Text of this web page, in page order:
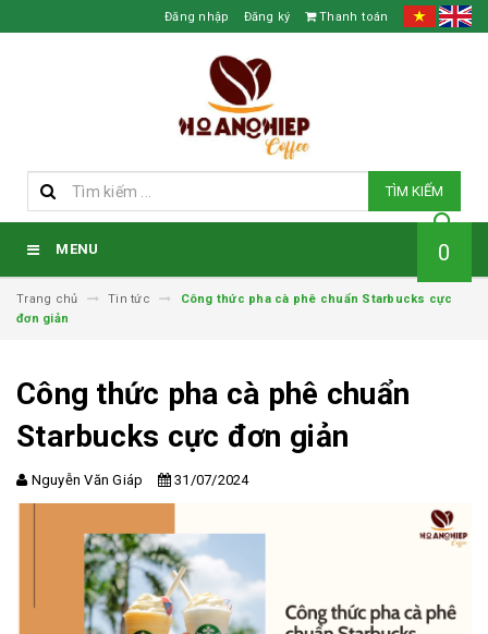
Đăng nhập Đăng ký Thanh toán
TÌM KIẾM
MENU 0
Trang chủ Tin tức
Công thức pha cà phê chuẩn Starbucks cực
đơn giản
Công thức pha cà phê chuẩn
Starbucks cực đơn giản
Nguyễn Văn Giáp 31/07/2024